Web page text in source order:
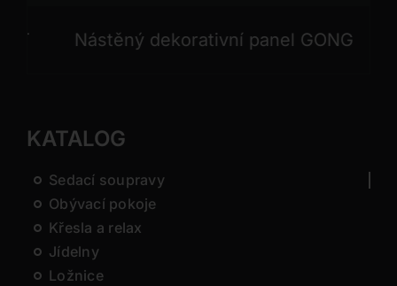
Nástěný dekorativní panel GONG
KATALOG
Sedací soupravy
Obývací pokoje
Křesla a relax
Jídelny
Ložnice